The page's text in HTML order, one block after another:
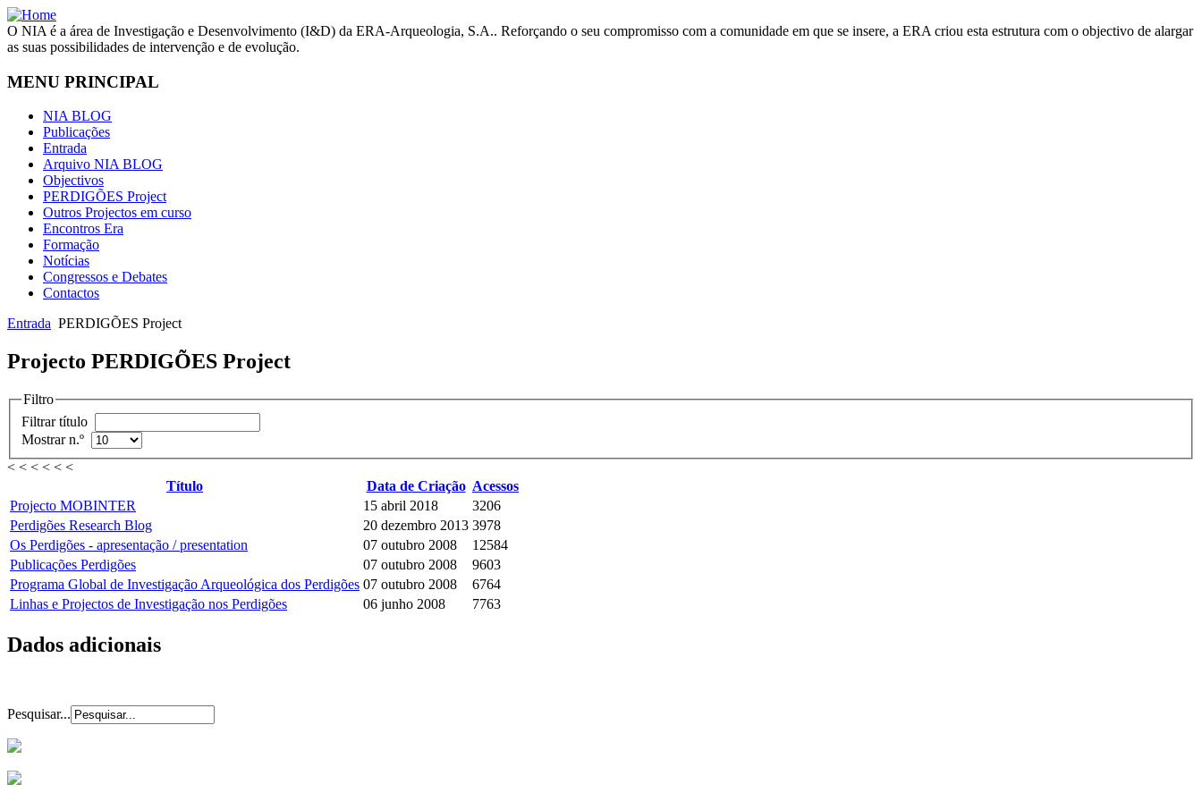
O NIA é a área de Investigação e Desenvolvimento (I&D) da ERA-Arqueologia, S.A.. Reforçando o seu compromisso com a comunidade em que se insere, a ERA criou esta estrutura com o objectivo de alargar
as suas possibilidades de intervenção e de evolução.
MENU PRINCIPAL
NIA BLOG
Publicações
Entrada
Arquivo NIA BLOG
Objectivos
PERDIGÕES Project
Outros Projectos em curso
Encontros Era
Formação
Notícias
Congressos e Debates
Contactos
Entrada PERDIGÕES Project
Projecto PERDIGÕES Project
Filtro
Filtrar título
Mostrar n.º
< < < < < <
Título
Data de Criação Acessos
Projecto MOBINTER
15 abril 2018
3206
Perdigões Research Blog
20 dezembro 2013 3978
Os Perdigões - apresentação / presentation
07 outubro 2008
12584
Publicações Perdigões
07 outubro 2008
9603
Programa Global de Investigação Arqueológica dos Perdigões 07 outubro 2008
6764
Linhas e Projectos de Investigação nos Perdigões
06 junho 2008 7763
Dados adicionais
Pesquisar...